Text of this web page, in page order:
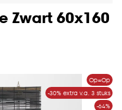
Zwart 60x160
Op=Op
-30% extra v.a. 3 stuks
-64%